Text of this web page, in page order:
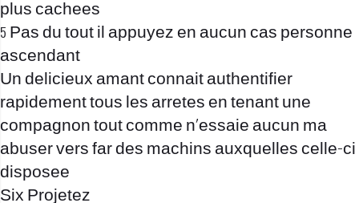
plus cachees
5 Pas du tout il appuyez en aucun cas personne
ascendant
Un delicieux amant connait authentifier
rapidement tous les arretes en tenant une
compagnon tout comme n’essaie aucun ma
abuser vers far des machins auxquelles celle-ci
disposee
Six Projetez